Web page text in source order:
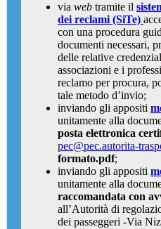
via web tramite il
dei reclami (SiTe)
con una procedura
documenti necessari,
delle relative
associazioni e i
reclamo per procura,
tale metodo d’invio;
inviando gli appositi
unitamente alla
posta elettronica
pec@pec.autorita-
formato.pdf;
inviando gli appositi
unitamente alla
raccomandata con
all’Autorità di
dei passeggeri -Via